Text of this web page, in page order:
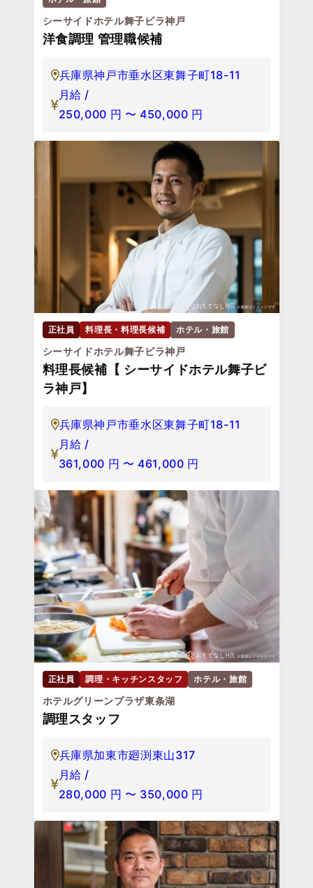
シーサイドホテル舞子ビラ神戸
洋食調理 管理職候補
兵庫県神戸市垂水区東舞子町18-11
月給 /
250,000 円 〜 450,000 円
正社員 料理長・料理長候補 ホテル・旅館
シーサイドホテル舞子ビラ神戸
料理長候補【 シーサイドホテル舞子ビ
ラ神戸】
兵庫県神戸市垂水区東舞子町18-11
月給 /
361,000 円 〜 461,000 円
正社員 調理・キッチンスタッフ ホテル・旅館
ホテルグリーンプラザ東条湖
調理スタッフ
兵庫県加東市廻渕東山317
月給 /
280,000 円 〜 350,000 円